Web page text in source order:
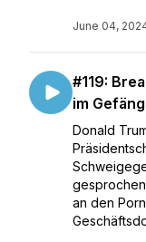
June 04,
#119:
im
Donald
an den